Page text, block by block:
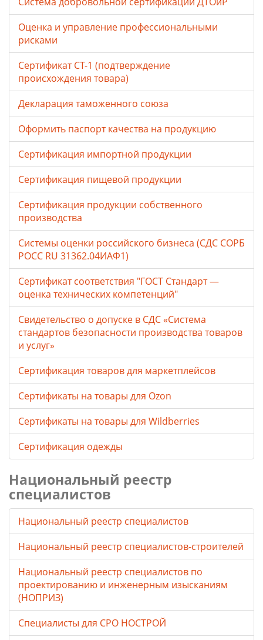
Оценка и управление профессиональными
рисками
Сертификат СТ-1 (подтверждение
происхождения товара)
Декларация таможенного союза
Оформить паспорт качества на продукцию
Сертификация импортной продукции
Сертификация пищевой продукции
Сертификация продукции собственного
производства
Системы оценки российского бизнеса (СДС СОРБ
РОСС RU 31362.04ИАФ1)
Сертификат соответствия "ГОСТ Стандарт —
оценка технических компетенций"
Свидетельство о допуске в СДС «Система
стандартов безопасности производства товаров
и услуг»
Сертификация товаров для маркетплейсов
Cертификаты на товары для Ozon
Cертификаты на товары для Wildberries
Сертификация одежды
Национальный реестр
специалистов
Национальный реестр специалистов
Национальный реестр специалистов-строителей
Национальный реестр специалистов по
проектированию и инженерным изысканиям
(НОПРИЗ)
Специалисты для СРО НОСТРОЙ